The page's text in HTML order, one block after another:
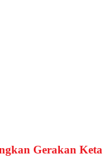
Gerakan Keta